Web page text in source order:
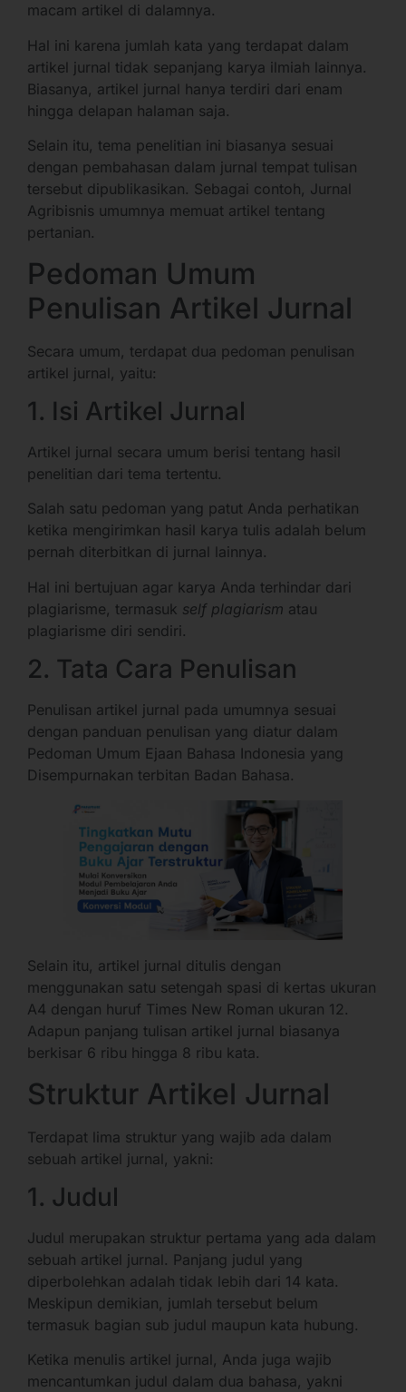
macam artikel di dalamnya.
Hal ini karena jumlah kata yang terdapat dalam
artikel jurnal tidak sepanjang karya ilmiah lainnya.
Biasanya, artikel jurnal hanya terdiri dari enam
hingga delapan halaman saja.
Selain itu, tema penelitian ini biasanya sesuai
dengan pembahasan dalam jurnal tempat tulisan
tersebut dipublikasikan. Sebagai contoh, Jurnal
Agribisnis umumnya memuat artikel tentang
pertanian.
Pedoman Umum
Penulisan Artikel Jurnal
Secara umum, terdapat dua pedoman penulisan
artikel jurnal, yaitu:
1. Isi Artikel Jurnal
Artikel jurnal secara umum berisi tentang hasil
penelitian dari tema tertentu.
Salah satu pedoman yang patut Anda perhatikan
ketika mengirimkan hasil karya tulis adalah belum
pernah diterbitkan di jurnal lainnya.
Hal ini bertujuan agar karya Anda terhindar dari
plagiarisme, termasuk self plagiarism atau
plagiarisme diri sendiri.
2. Tata Cara Penulisan
Penulisan artikel jurnal pada umumnya sesuai
dengan panduan penulisan yang diatur dalam
Pedoman Umum Ejaan Bahasa Indonesia yang
Disempurnakan terbitan Badan Bahasa.
Selain itu, artikel jurnal ditulis dengan
menggunakan satu setengah spasi di kertas ukuran
A4 dengan huruf Times New Roman ukuran 12.
Adapun panjang tulisan artikel jurnal biasanya
berkisar 6 ribu hingga 8 ribu kata.
Struktur Artikel Jurnal
Terdapat lima struktur yang wajib ada dalam
sebuah artikel jurnal, yakni:
1. Judul
Judul merupakan struktur pertama yang ada dalam
sebuah artikel jurnal. Panjang judul yang
diperbolehkan adalah tidak lebih dari 14 kata.
Meskipun demikian, jumlah tersebut belum
termasuk bagian sub judul maupun kata hubung.
Ketika menulis artikel jurnal, Anda juga wajib
mencantumkan judul dalam dua bahasa, yakni